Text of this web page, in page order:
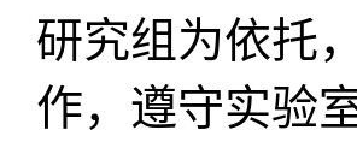
研究组为依托
作，遵守实验